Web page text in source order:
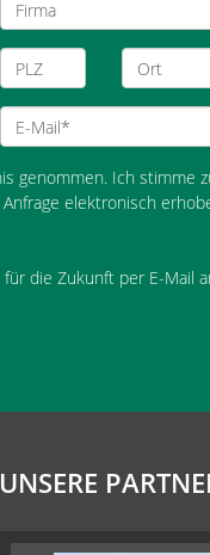
genommen. Ich stimme
elektronisch
die Zukunft per E-Mail
UNSERE